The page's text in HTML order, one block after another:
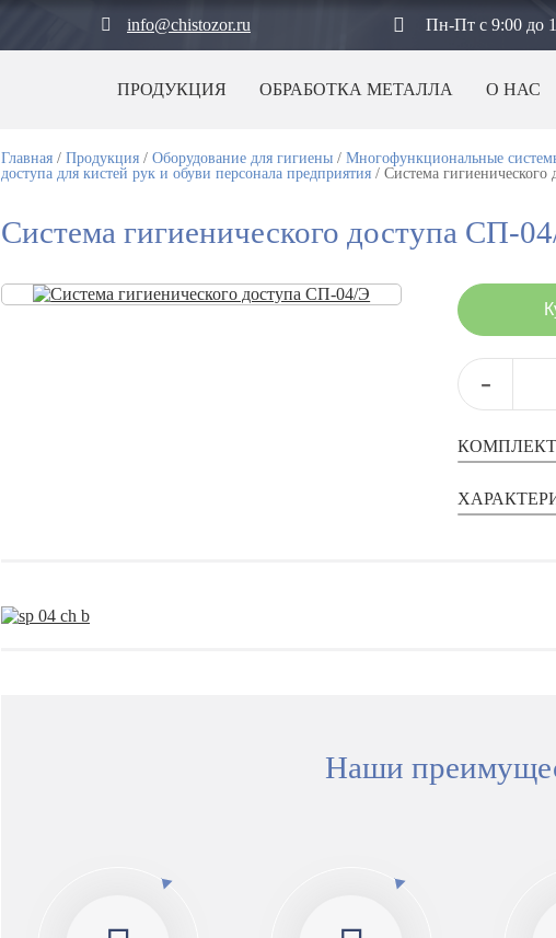
info@chistozor.ru Пн-Пт с 9:00 до
ПРОДУКЦИЯ ОБРАБОТКА МЕТАЛЛА О НАС
Главная / Продукция / Оборудование для гигиены / Многофункциональные
доступа для кистей рук и обуви персонала предприятия / Система
Система гигиенического доступа СП-
-
Наши